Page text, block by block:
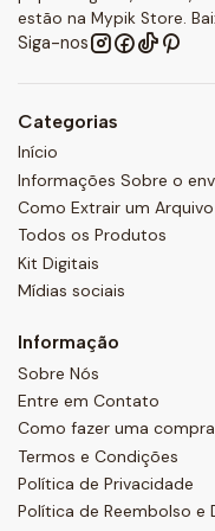
estão na Mypik Store.
Siga-nos
Categorias
Início
Informações Sobre o
Como Extrair um
Todos os Produtos
Kit Digitais
Mídias sociais
Informação
Sobre Nós
Entre em Contato
Como fazer uma compra
Termos e Condições
Política de Privacidade
Política de Reembolso e